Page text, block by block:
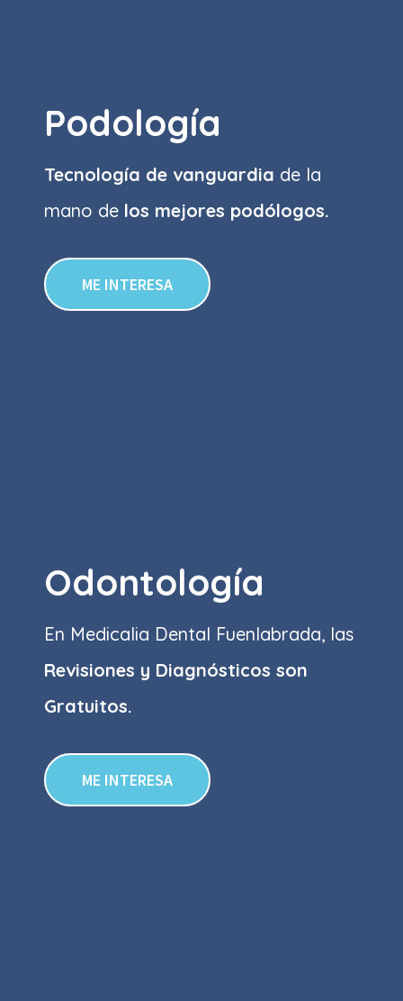
Podología
Tecnología de vanguardia de la
mano de los mejores podólogos.
ME INTERESA
Odontología
En Medicalia Dental Fuenlabrada, las
Revisiones y Diagnósticos son
Gratuitos.
ME INTERESA